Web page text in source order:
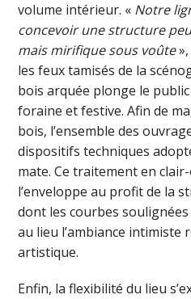
volume intérieur. « Notre
concevoir une structure
mais mirifique sous voûte»,
les feux tamisés de la
bois arquée plonge le
foraine et festive. Afin de
bois, l’ensemble des
dispositifs techniques
mate. Ce traitement en
l’enveloppe au profit de la
dont les courbes
au lieu l’ambiance intimiste
artistique.
Enfin, la flexibilité du lieu